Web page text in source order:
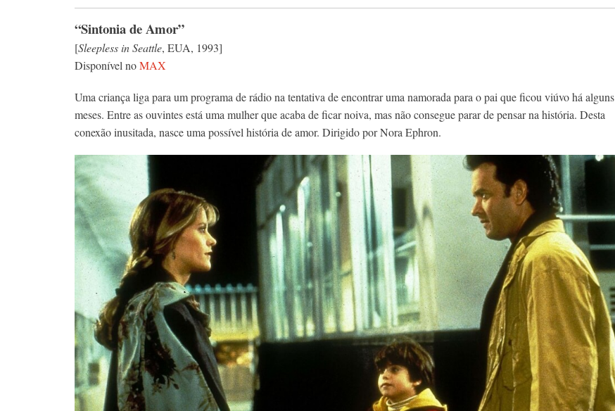
“Sintonia de Amor”
[Sleepless in Seattle, EUA, 1993]
Disponível noMAX
Uma criança liga para um programa de rádio na tentativa de encontrar uma namorada para o pai que ficou viúvo há alguns
meses. Entre as ouvintes está uma mulher que acaba de ficar noiva, mas não consegue parar de pensar na história. Desta
conexão inusitada, nasce uma possível história de amor. Dirigido por Nora Ephron.